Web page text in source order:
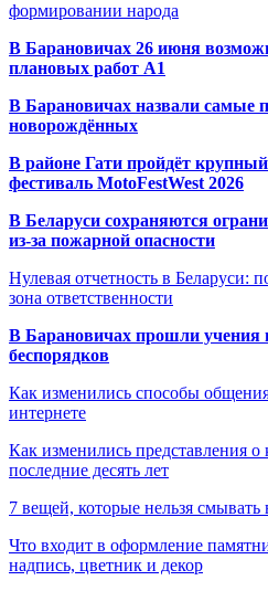
формировании народа
В Барановичах 26 июня
плановых работ A1
В Барановичах назвали самые
новорождённых
В районе Гати пройдёт
фестиваль MotoFestWest 2026
В Беларуси сохраняются
из-за пожарной опасности
Нулевая отчетность в Беларуси:
зона ответственности
В Барановичах прошли учения
беспорядков
Как изменились способы
интернете
Как изменились представления
последние десять лет
7 вещей, которые нельзя смывать
Что входит в оформление
надпись, цветник и декор